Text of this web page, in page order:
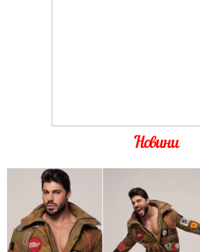
Новини